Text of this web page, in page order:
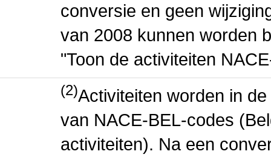
conversie en geen
van 2008 kunnen worden
"Toon de activiteiten
(2)Activiteiten worden in
van NACE-BEL-codes
activiteiten). Na een